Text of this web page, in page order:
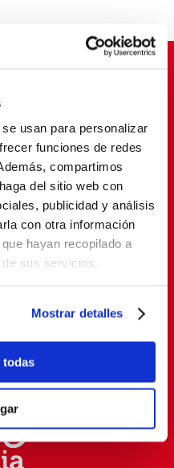
usan para personalizar
funciones de redes
compartimos
del sitio web con
publicidad y análisis
con otra información
hayan recopilado a
sus servicios.
Mostrar detalles
todas
vidas
nuestrapolítica de